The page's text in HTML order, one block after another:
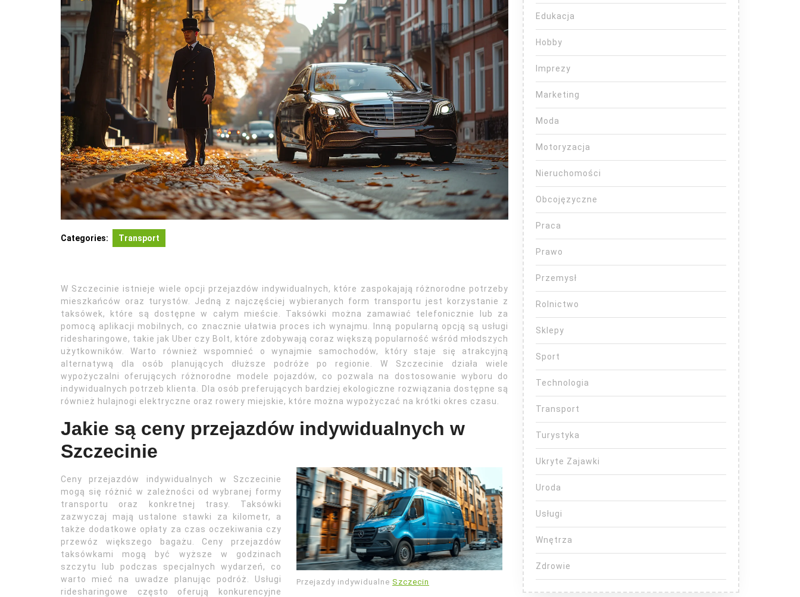
Categories: Transport
W Szczecinie istnieje wiele opcji przejazdów indywidualnych, które zaspokajają różnorodne potrzeby
mieszkańców oraz turystów. Jedną z najczęściej wybieranych form transportu jest korzystanie z
taksówek, które są dostępne w całym mieście. Taksówki można zamawiać telefonicznie lub za
pomocą aplikacji mobilnych, co znacznie ułatwia proces ich wynajmu. Inną popularną opcją są usługi
ridesharingowe, takie jak Uber czy Bolt, które zdobywają coraz większą popularność wśród młodszych
użytkowników. Warto również wspomnieć o wynajmie samochodów, który staje się atrakcyjną
alternatywą dla osób planujących dłuższe podróże po regionie. W Szczecinie działa wiele
wypożyczalni oferujących różnorodne modele pojazdów, co pozwala na dostosowanie wyboru do
indywidualnych potrzeb klienta. Dla osób preferujących bardziej ekologiczne rozwiązania dostępne są
również hulajnogi elektryczne oraz rowery miejskie, które można wypożyczać na krótki okres czasu.
Jakie są ceny przejazdów indywidualnych w
Szczecinie
Przejazdy indywidualne Szczecin
Ceny przejazdów indywidualnych w Szczecinie
mogą się różnić w zależności od wybranej formy
transportu oraz konkretnej trasy. Taksówki
zazwyczaj mają ustalone stawki za kilometr, a
także dodatkowe opłaty za czas oczekiwania czy
przewóz większego bagażu. Ceny przejazdów
taksówkami mogą być wyższe w godzinach
szczytu lub podczas specjalnych wydarzeń, co
warto mieć na uwadze planując podróż. Usługi
ridesharingowe często oferują konkurencyjne
Edukacja
Hobby
Imprezy
Marketing
Moda
Motoryzacja
Nieruchomości
Obcojęzyczne
Praca
Prawo
Przemysł
Rolnictwo
Sklepy
Sport
Technologia
Transport
Turystyka
Ukryte Zajawki
Uroda
Usługi
Wnętrza
Zdrowie